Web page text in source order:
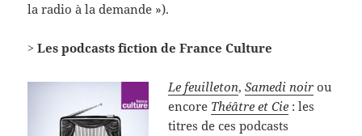
la radio à la demande »).
> Les podcasts fiction de France Culture
Le feuilleton,Samedi noir ou
encore Théâtre et Cie : les
titres de ces podcasts